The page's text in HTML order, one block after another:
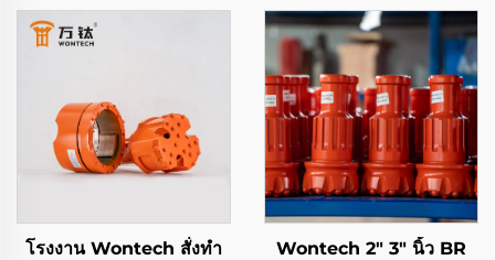
โรงงาน Wontech สั่งทำ
Wontech 2" 3" นิ้ว BR